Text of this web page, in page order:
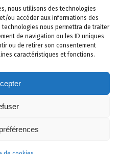
nous utilisons des technologies
ou accéder aux informations des
nous permettra de traiter
de navigation ou les ID uniques
ou de retirer son consentement
caractéristiques et fonctions.
-